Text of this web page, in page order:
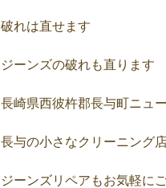
破れは直せます
ジーンズの破れも直ります
長崎県西彼杵郡長与町ニュ
長与の小さなクリーニング店
ジーンズリペアもお気軽に